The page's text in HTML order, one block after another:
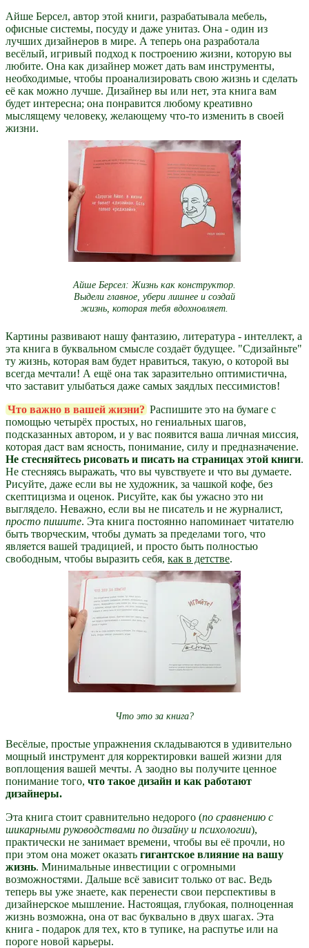
Айше Берсел, автор этой книги, разрабатывала мебель,
офисные системы, посуду и даже унитаз. Она - один из
лучших дизайнеров в мире. А теперь она разработала
весёлый, игривый подход к построению жизни, которую вы
любите. Она как дизайнер может дать вам инструменты,
необходимые, чтобы проанализировать свою жизнь и сделать
её как можно лучше. Дизайнер вы или нет, эта книга вам
будет интересна; она понравится любому креативно
мыслящему человеку, желающему что-то изменить в своей
жизни.
Айше Берсел: Жизнь как конструктор.
Выдели главное, убери лишнее и создай
жизнь, которая тебя вдохновляет.
Картины развивают нашу фантазию, литература - интеллект, а
эта книга в буквальном смысле создаёт будущее. "Сдизайньте"
ту жизнь, которая вам будет нравиться, такую, о которой вы
всегда мечтали! А ещё она так заразительно оптимистична,
что заставит улыбаться даже самых заядлых пессимистов!
Что важно в вашей жизни? Распишите это на бумаге с
помощью четырёх простых, но гениальных шагов,
подсказанных автором, и у вас появится ваша личная миссия,
которая даст вам ясность, понимание, силу и предназначение.
Не стесняйтесь рисовать и писать на страницах этой книги.
Не стесняясь выражать, что вы чувствуете и что вы думаете.
Рисуйте, даже если вы не художник, за чашкой кофе, без
скептицизма и оценок. Рисуйте, как бы ужасно это ни
выглядело. Неважно, если вы не писатель и не журналист,
просто пишите. Эта книга постоянно напоминает читателю
быть творческим, чтобы думать за пределами того, что
является вашей традицией, и просто быть полностью
свободным, чтобы выразить себя, как в детстве.
Что это за книга?
Весёлые, простые упражнения складываются в удивительно
мощный инструмент для корректировки вашей жизни для
воплощения вашей мечты. А заодно вы получите ценное
понимание того, что такое дизайн и как работают
дизайнеры.
Эта книга стоит сравнительно недорого (по сравнению с
шикарными руководствами по дизайну и психологии),
практически не занимает времени, чтобы вы её прочли, но
при этом она может оказать гигантское влияние на вашу
жизнь. Минимальные инвестиции с огромными
возможностями. Дальше всё зависит только от вас. Ведь
теперь вы уже знаете, как перенести свои перспективы в
дизайнерское мышление. Настоящая, глубокая, полноценная
жизнь возможна, она от вас буквально в двух шагах. Эта
книга - подарок для тех, кто в тупике, на распутье или на
пороге новой карьеры.